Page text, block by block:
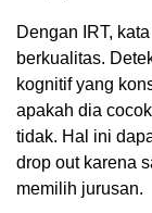
Dengan IRT,
berkualitas.
kognitif yang
apakah dia
tidak. Hal ini
drop out karena
memilih jurusan.